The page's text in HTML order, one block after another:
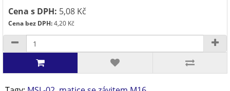
Cena s DPH: 5,08 Kč
Cena bez DPH:4,20 Kč